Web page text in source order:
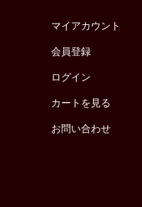
マイアカウント
会員登録
ログイン
カートを見る
お問い合わせ